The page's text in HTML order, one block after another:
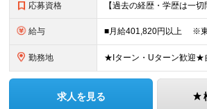
応募資格
給与
勤務地
求人を見る